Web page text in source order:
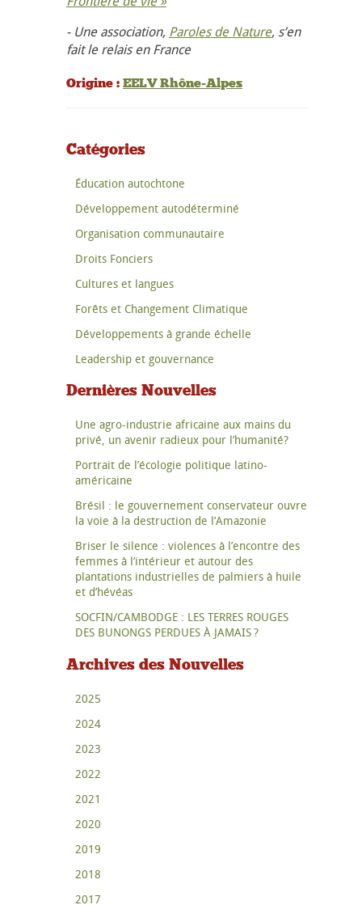
- Une association, Paroles de Nature, s’en
fait le relais en France
Origine : EELV Rhône-Alpes
Catégories
Éducation autochtone
Développement autodéterminé
Organisation communautaire
Droits Fonciers
Cultures et langues
Forêts et Changement Climatique
Développements à grande échelle
Leadership et gouvernance
Dernières Nouvelles
Une agro-industrie africaine aux mains du
privé, un avenir radieux pour l’humanité?
Portrait de l’écologie politique latino-
américaine
Brésil : le gouvernement conservateur ouvre
la voie à la destruction de l’Amazonie
Briser le silence : violences à l’encontre des
femmes à l’intérieur et autour des
plantations industrielles de palmiers à huile
et d’hévéas
SOCFIN/CAMBODGE : LES TERRES ROUGES
DES BUNONGS PERDUES À JAMAIS ?
Archives des Nouvelles
2025
2024
2023
2022
2021
2020
2019
2018
2017